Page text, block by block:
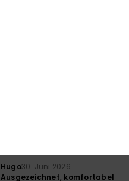
Hugo30. Juni 2026
Ausgezeichnet, komfortabel